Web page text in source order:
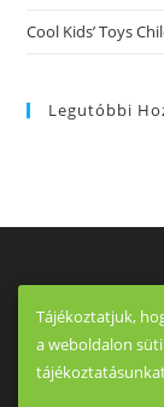
Cool Kids’ Toys
Legutóbbi
Tájékoztatjuk,
a weboldalon